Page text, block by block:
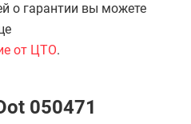
о гарантии вы можете
от ЦТО.
050471